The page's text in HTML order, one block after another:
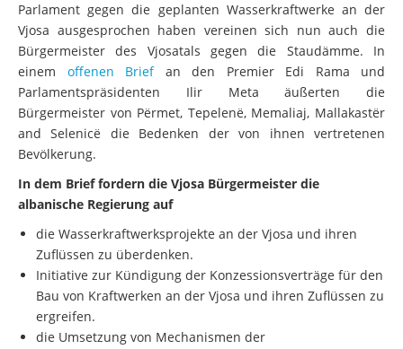
Parlament gegen die geplanten Wasserkraftwerke an der
Vjosa ausgesprochen haben vereinen sich nun auch die
Bürgermeister des Vjosatals gegen die Staudämme. In
einem offenen Briefan den Premier Edi Rama und
Parlamentspräsidenten Ilir Meta äußerten die
Bürgermeister von Përmet, Tepelenë, Memaliaj, Mallakastër
and Selenicë die Bedenken der von ihnen vertretenen
Bevölkerung.
In dem Brief fordern die Vjosa Bürgermeister die
albanische Regierung auf
die Wasserkraftwerksprojekte an der Vjosa und ihren
Zuflüssen zu überdenken.
Initiative zur Kündigung der Konzessionsverträge für den
Bau von Kraftwerken an der Vjosa und ihren Zuflüssen zu
ergreifen.
die Umsetzung von Mechanismen der